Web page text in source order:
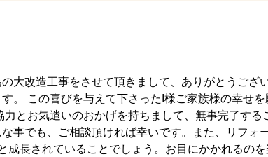
大改造工事をさせて頂きまして、ありがとうご
。 この喜びを与えて下さったI様ご家族様の幸せ
とお気遣いのおかげを持ちまして、無事完了す
事でも、ご相談頂ければ幸いです。また、リフ
成長されていることでしょう。お目にかかれるの